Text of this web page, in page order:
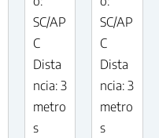
SC/AP
C
Dista
ncia: 3
metro
s
SC/AP
C
Dista
ncia: 3
metro
s